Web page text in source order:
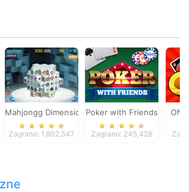
Mahjongg Dimensions
Zagrano: 1,802,547
Poker with Friends
Zagrano: 245,428